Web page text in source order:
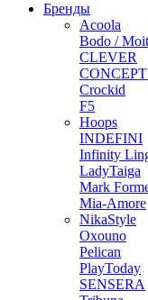
Бренды
Acoola
Bodo /
CLEVER
Crockid
F5
Hoops
INDEFINI
Infinity
LadyTaiga
Mark
Mia-Amore
NikaStyle
Oxouno
Pelican
PlayToday
SENSERA